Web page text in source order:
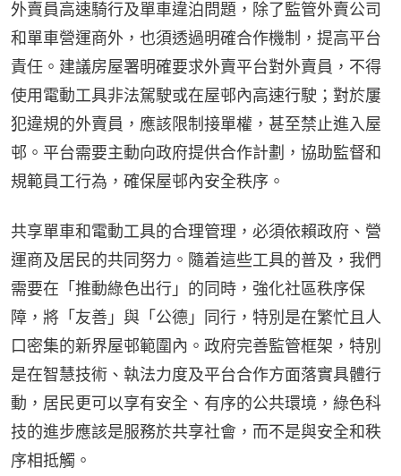
外賣員高速騎行及單車違泊問題，除了監管外賣公司
和單車營運商外，也須透過明確合作機制，提高平台
責任。建議房屋署明確要求外賣平台對外賣員，不得
使用電動工具非法駕駛或在屋邨內高速行駛；對於屢
犯違規的外賣員，應該限制接單權，甚至禁止進入屋
邨。平台需要主動向政府提供合作計劃，協助監督和
規範員工行為，確保屋邨內安全秩序。
共享單車和電動工具的合理管理，必須依賴政府、營
運商及居民的共同努力。隨着這些工具的普及，我們
需要在「推動綠色出行」的同時，強化社區秩序保
障，將「友善」與「公德」同行，特別是在繁忙且人
口密集的新界屋邨範圍內。政府完善監管框架，特別
是在智慧技術、執法力度及平台合作方面落實具體行
動，居民更可以享有安全、有序的公共環境，綠色科
技的進步應該是服務於共享社會，而不是與安全和秩
序相抵觸。